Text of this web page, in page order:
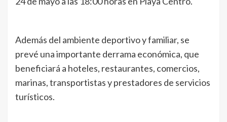
Además del ambiente deportivo y familiar, se
prevé una importante derrama económica, que
beneficiará a hoteles, restaurantes, comercios,
marinas, transportistas y prestadores de servicios
turísticos.